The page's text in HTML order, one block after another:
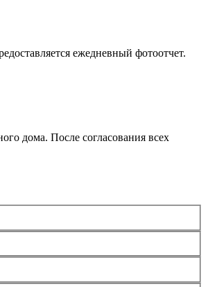
ежедневный фотоотчет.
дома. После согласования всех